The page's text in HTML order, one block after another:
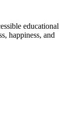
educational
happiness, and